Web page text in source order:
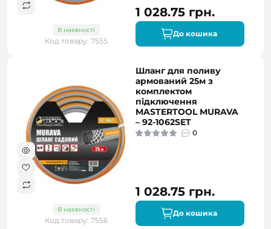
В наявності
Код товару: 7555
1 028.75 грн.
До кошика
В наявності
Код товару: 7556
Шланг для поливу
армований 25м з
комплектом
підключення
MASTERTOOL MURAVA
– 92-1062SET
0
1 028.75 грн.
До кошика